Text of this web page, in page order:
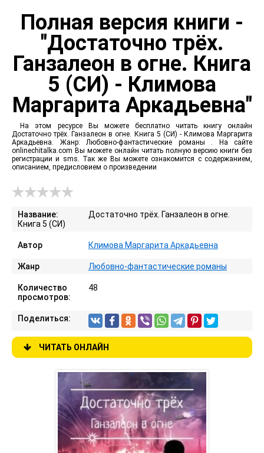
Полная версия книги -
"Достаточно трёх.
Ганзалеон в огне. Книга
5 (СИ) - Климова
Маргарита Аркадьевна"
На этом ресурсе Вы можете бесплатно читать книгу онлайн
Достаточно трёх. Ганзалеон в огне. Книга 5 (СИ) - Климова Маргарита
Аркадьевна. Жанр: Любовно-фантастические романы . На сайте
onlinechitalka.com Вы можете онлайн читать полную версию книги без
регистрации и sms. Так же Вы можете ознакомится с содержанием,
описанием, предисловием о произведении
Название:
Достаточно трёх. Ганзалеон в огне.
Книга 5 (СИ)
Автор Климова Маргарита Аркадьевна
Жанр Любовно-фантастические романы
Количество
просмотров:
48
Поделиться:
ЧИТАТЬ ОНЛАЙН